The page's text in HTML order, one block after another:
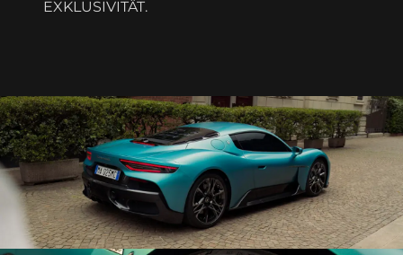
EXKLUSIVITÄT.